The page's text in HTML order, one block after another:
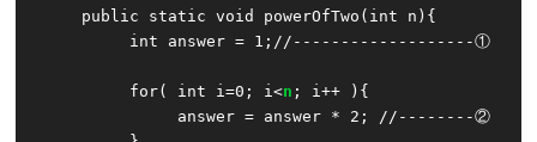
     public static void powerOfTwo(int n){
          int answer = 1;//-------------------①
          for( int i=0; i<
n ; i++ ){
               answer = answer * 2; //--------②